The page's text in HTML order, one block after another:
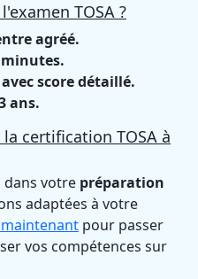
TOSA ?
agréé.
score détaillé.
ans.
certification TOSA à
dans votre préparation
adaptées à votre
pour passer
vos compétences sur